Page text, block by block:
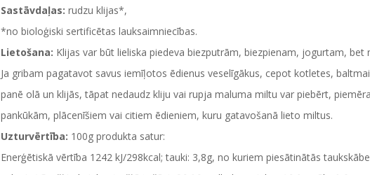
Sastāvdaļas: rudzu klijas*,
*no bioloģiski sertificētas lauksaimniecības.
Lietošana: Klijas var būt lieliska piedeva biezputrām, biezpienam, jogurtam, bet
Ja gribam pagatavot savus iemīļotos ēdienus veselīgākus, cepot kotletes,
panē olā un klijās, tāpat nedaudz kliju vai rupja maluma miltu var piebērt,
pankūkām, plācenīšiem vai citiem ēdieniem, kuru gatavošanā lieto miltus.
Uzturvērtība: 100g produkta satur:
Enerģētiskā vērtība 1242 kJ/298kcal; tauki: 3,8g, no kuriem piesātinātās